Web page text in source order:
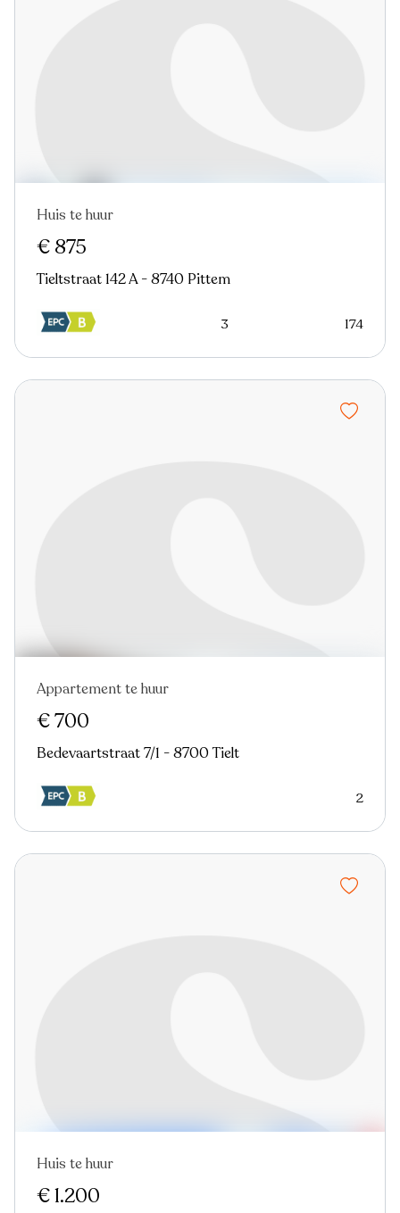
Huis te huur
€ 875
Tieltstraat 142 A - 8740 Pittem
3 174
Appartement te huur
€ 700
Bedevaartstraat 7/1 - 8700 Tielt
2
Huis te huur
€ 1.200